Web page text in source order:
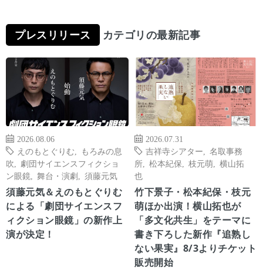
プレスリリース カテゴリの最新記事
2026.08.06
えのもとぐりむ
もろみの息
吹
劇団サイエンスフィクショ
ン眼鏡
舞台・演劇 須藤元気
須藤元気＆えのもとぐりむ
による「劇団サイエンスフ
ィクション眼鏡」の新作上
演が決定！
2026.07.31
吉祥寺シアター
名取事務
所
松本紀保 枝元萌
横山拓
也
竹下景子・松本紀保・枝元
萌ほか出演！横山拓也が
「多文化共生」をテーマに
書き下ろした新作『追熟し
ない果実』8/3よりチケット
販売開始